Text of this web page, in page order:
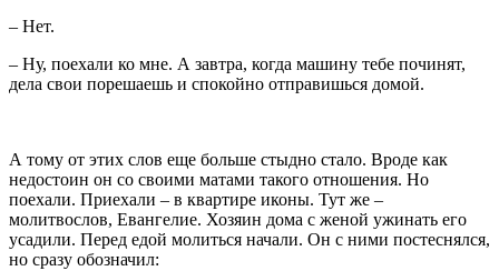
– Нет.
– Ну, поехали ко мне. А завтра, когда машину тебе починят,
дела свои порешаешь и спокойно отправишься домой.
А тому от этих слов еще больше стыдно стало. Вроде как
недостоин он со своими матами такого отношения. Но
поехали. Приехали – в квартире иконы. Тут же –
молитвослов, Евангелие. Хозяин дома с женой ужинать его
усадили. Перед едой молиться начали. Он с ними постеснялся,
но сразу обозначил: